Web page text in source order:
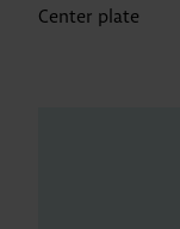
Center plate